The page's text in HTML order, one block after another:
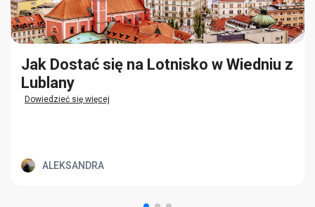
Jak Dostać się na Lotnisko w Wiedniu z
Lublany
Dowiedzieć się więcej
ALEKSANDRA